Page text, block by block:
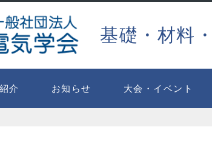
基礎・材料
介 お知らせ 大会・イベント